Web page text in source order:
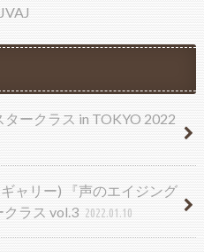
タークラス in TOKYO 2022
ャリー) 『声のエイジング
ラス vol.3 2022.01.10